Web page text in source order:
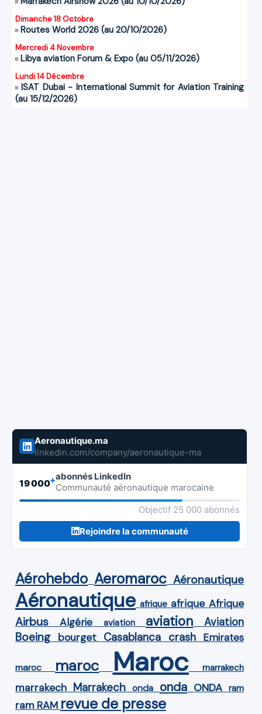
Dimanche 18 Octobre
Routes World 2026 (au 20/10/2026)
Mercredi 4 Novembre
Libya aviation Forum & Expo (au 05/11/2026)
Lundi 14 Décembre
ISAT Dubai - International Summit for Aviation Training
(au 15/12/2026)
Aeronautique.ma
linkedin.com/company/aeronautique-ma
19 000+abonnés LinkedIn
Communauté aéronautique marocaine
Objectif 25 000 abonnés
Rejoindre la communauté
Aérohebdo Aeromaroc Aéronautique
Aéronautique afrique afrique Afrique
Airbus Algérie aviation aviation Aviation
Boeing bourget Casablanca crash Emirates
maroc maroc Maroc marrakech
marrakech Marrakech onda onda ONDA ram
ram RAM revue de presse